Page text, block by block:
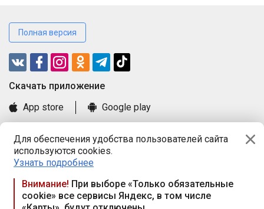
Для обеспечения удобства пользователей сайта
используются cookies.
Узнать подробнее
Внимание! При выборе «Только обязательные
cookie» все сервисы Яндекс, в том числе
Полная версия
Cкачать приложение
App store
Google play
Книга замечаний и предложений
Правила и документы
Praca.by © 2000—2026, ООО «ПРАЦА БАЙ»
Республика Беларусь, 220114, г. Минск, пр-т Независимости
117а, пом. № 9.